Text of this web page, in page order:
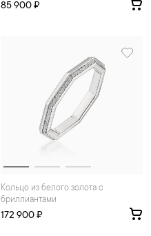
85 900 ₽
Кольцо из белого золота с
бриллиантами
172 900 ₽